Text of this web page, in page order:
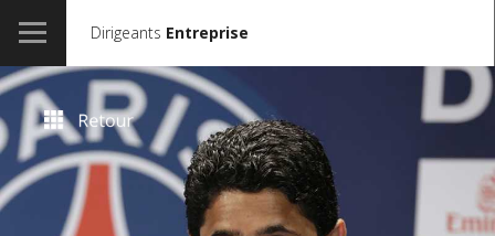
Dirigeants Entreprise